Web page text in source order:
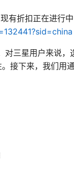
折扣正在进行中
三星用户来说，
接下来，我们用